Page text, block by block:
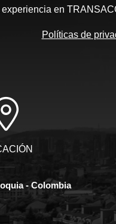
en
Políticas de
- Colombia